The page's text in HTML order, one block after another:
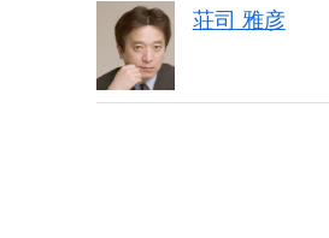
荘司 雅彦